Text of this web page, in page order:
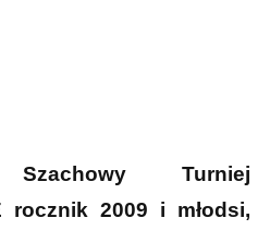
Turniej
rocznik 2009 i młodsi,